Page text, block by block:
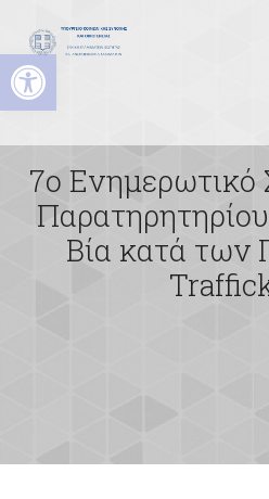
Ανοίξτε τη γραμμή εργαλείων
7ο Ενημερωτικό
Βία κατά των